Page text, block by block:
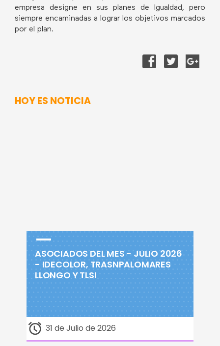
empresa designe en sus planes de Igualdad, pero
siempre encaminadas a lograr los objetivos marcados
por el plan.
HOY ES NOTICIA
ASOCIADOS DEL MES - JULIO 2026
- IDECOLOR, TRASNPALOMARES
LLONGO Y TLSI
31 de Julio de 2026